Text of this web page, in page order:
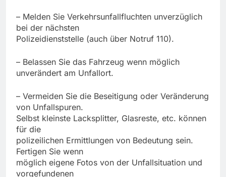
– Melden Sie Verkehrsunfallfluchten unverzüglich
bei der nächsten
Polizeidienststelle (auch über Notruf 110).
– Belassen Sie das Fahrzeug wenn möglich
unverändert am Unfallort.
– Vermeiden Sie die Beseitigung oder Veränderung
von Unfallspuren.
Selbst kleinste Lacksplitter, Glasreste, etc. können
für die
polizeilichen Ermittlungen von Bedeutung sein.
Fertigen Sie wenn
möglich eigene Fotos von der Unfallsituation und
vorgefundenen